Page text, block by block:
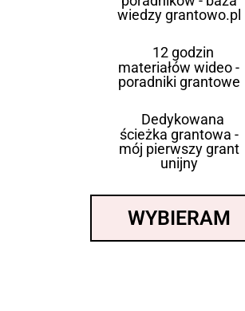
wiedzy grantowo.pl
12 godzin
materiałów wideo -
poradniki grantowe
Dedykowana
ścieżka grantowa -
mój pierwszy grant
unijny
WYBIERAM